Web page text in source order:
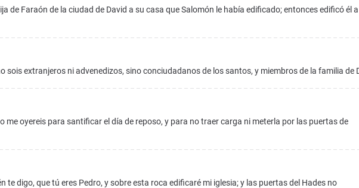
de Faraón de la ciudad de David a su casa que Salomón le había edificado; entonces edificó él a
sois extranjeros ni advenedizos, sino conciudadanos de los santos, y miembros de la familia de
me oyereis para santificar el día de reposo, y para no traer carga ni meterla por las puertas de
te digo, que tú eres Pedro, y sobre esta roca edificaré mi iglesia; y las puertas del Hades no